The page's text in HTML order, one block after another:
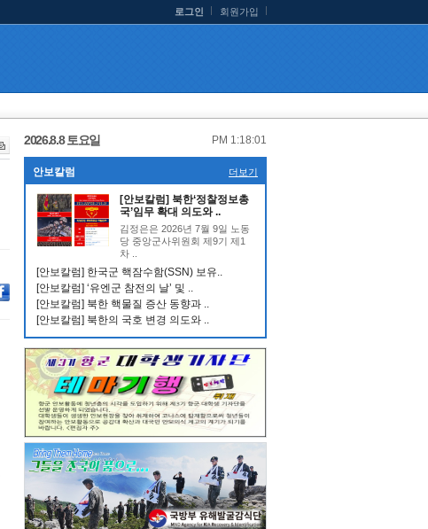
로그인 회원가입
2026.8.8 토요일 PM 1:18:01
안보칼럼 더보기
[안보칼럼] 북한‘정찰정보총
국’임무 확대 의도와 ..
김정은은 2026년 7월 9일 노동
당 중앙군사위원회 제9기 제1
차 ..
[안보칼럼] 한국군 핵잠수함(SSN) 보유..
[안보칼럼] ‘유엔군 참전의 날’ 및 ..
[안보칼럼] 북한 핵물질 증산 동향과 ..
[안보칼럼] 북한의 국호 변경 의도와 ..